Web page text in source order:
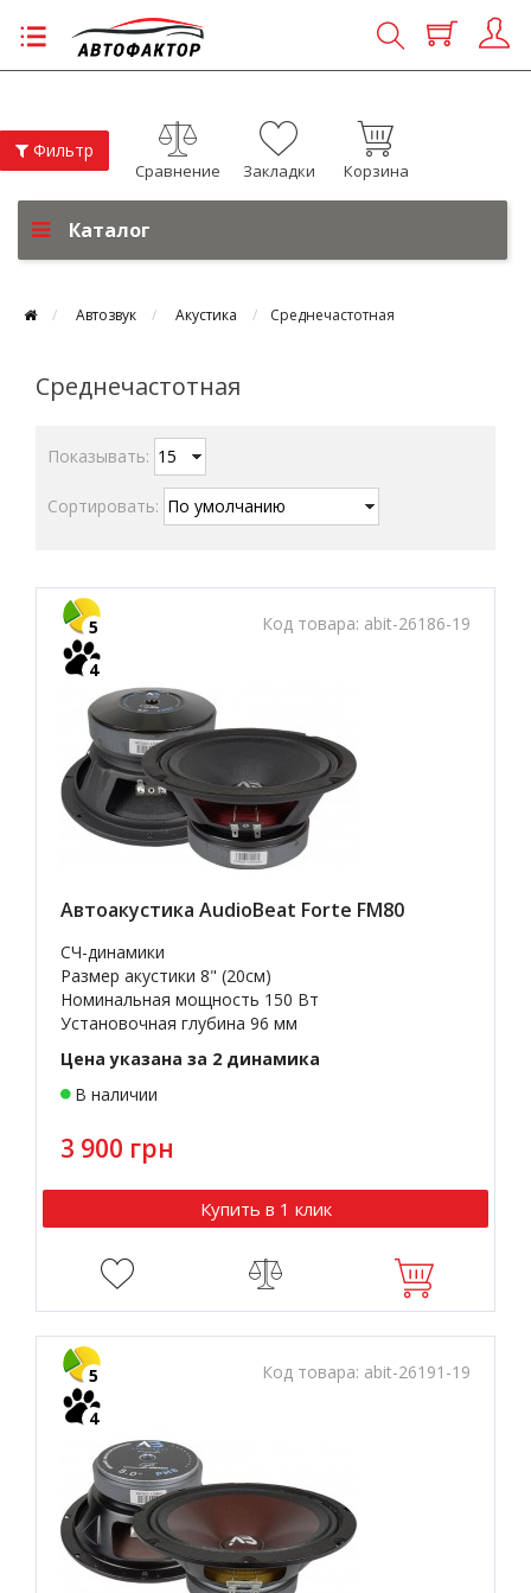
Сравнение Закладки Корзина
Каталог
Автозвук Акустика Среднечастотная
Среднечастотная
Показывать:
Сортировать:
Код товара: abit-26186-19
5
4
Автоакустика AudioBeat Forte FM80
СЧ-динамики
Размер акустики 8" (20см)
Номинальная мощность 150 Вт
Установочная глубина 96 мм
Цена указана за 2 динамика
В наличии
3 900 грн
Купить в 1 клик
Код товара: abit-26191-19
5
4
Фильтр